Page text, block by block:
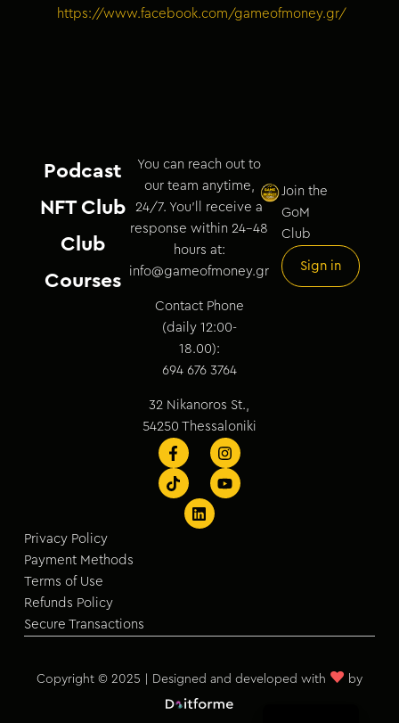
https://www.facebook.com/gameofmoney.gr/
Podcast
NFT Club
Club
Courses
You can reach out to
our team anytime,
24/7. You’ll receive a
response within 24–48
hours at:
info@gameofmoney.gr
Contact Phone
(daily 12:00-
18.00):
694 676 3764
32 Nikanoros St.,
54250 Thessaloniki
Join the
GoM
Club
Sign in
Privacy Policy
Payment Methods
Terms of Use
Refunds Policy
Secure Transactions
Copyright © 2025 | Designed and developed with ♥ by